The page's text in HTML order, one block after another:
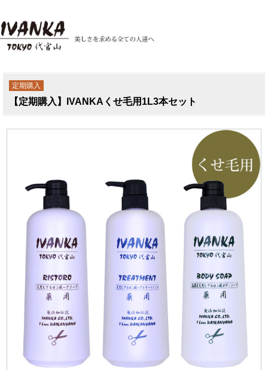
定期購入
【定期購入】IVANKAくせ毛用1L3本セット